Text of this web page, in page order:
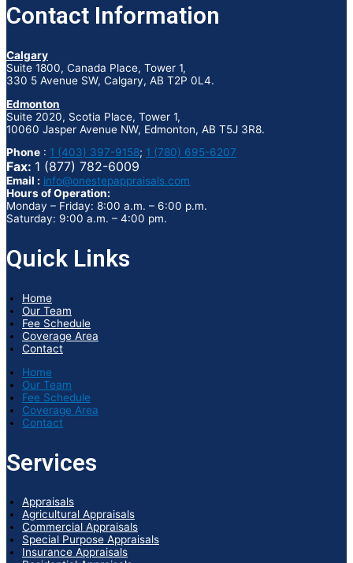
Contact Information
Calgary
Suite 1800, Canada Place, Tower 1,
330 5 Avenue SW, Calgary, AB T2P 0L4.
Edmonton
Suite 2020, Scotia Place, Tower 1,
10060 Jasper Avenue NW, Edmonton, AB T5J 3R8.
Phone : 1 (403) 397-9158; 1 (780) 695-6207
Fax: 1 (877) 782-6009
Email : info@onestepappraisals.com
Hours of Operation:
Monday – Friday: 8:00 a.m. – 6:00 p.m.
Saturday: 9:00 a.m. – 4:00 pm.
Quick Links
Home
Our Team
Fee Schedule
Coverage Area
Contact
Home
Our Team
Fee Schedule
Coverage Area
Contact
Services
Appraisals
Agricultural Appraisals
Commercial Appraisals
Special Purpose Appraisals
Insurance Appraisals